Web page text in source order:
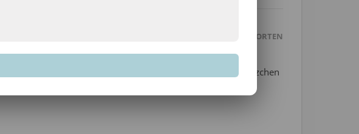
ANTWORTEN
komplizierten. Ich finde diese Decke sehr schön und die Pilzchen